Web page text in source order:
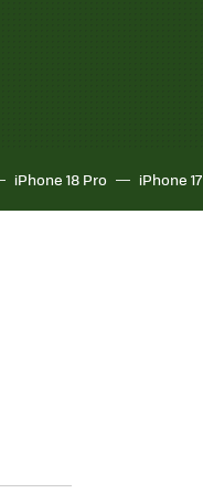
iPhone 18 Pro iPhone 17